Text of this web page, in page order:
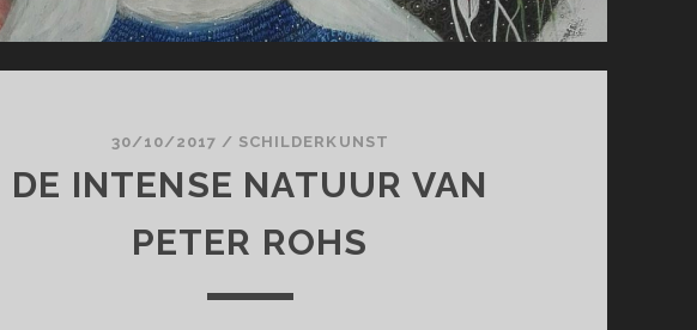
30/10/2017 / SCHILDERKUNST
DE INTENSE NATUUR VAN
PETER ROHS